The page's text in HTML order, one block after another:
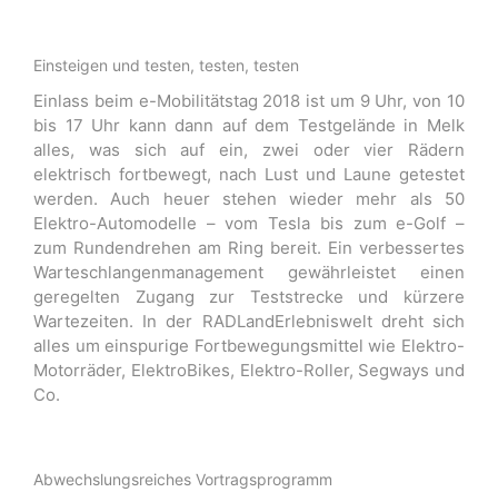
Einsteigen und testen, testen, testen
Einlass beim e-Mobilitätstag 2018 ist um 9 Uhr, von 10
bis 17 Uhr kann dann auf dem Testgelände in Melk
alles, was sich auf ein, zwei oder vier Rädern
elektrisch fortbewegt, nach Lust und Laune getestet
werden. Auch heuer stehen wieder mehr als 50
Elektro-Automodelle – vom Tesla bis zum e-Golf –
zum Rundendrehen am Ring bereit. Ein verbessertes
Warteschlangenmanagement gewährleistet einen
geregelten Zugang zur Teststrecke und kürzere
Wartezeiten. In der RADLandErlebniswelt dreht sich
alles um einspurige Fortbewegungsmittel wie Elektro-
Motorräder, ElektroBikes, Elektro-Roller, Segways und
Co.
Abwechslungsreiches Vortragsprogramm